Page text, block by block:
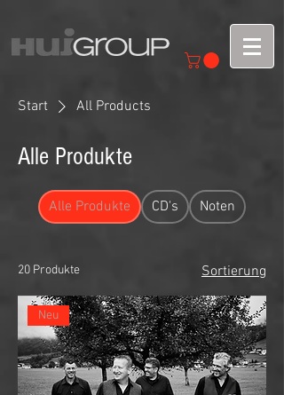
Start All Products
Alle Produkte
Alle Produkte CD's Noten
20 Produkte Sortierung
Neu